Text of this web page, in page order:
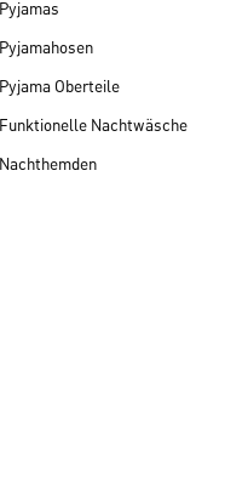
Pyjamas
Pyjamahosen
Pyjama Oberteile
Funktionelle Nachtwäsche
Nachthemden